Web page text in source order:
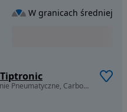
Tiptronic
2995 cm3 • 354 KM • 2019r. Zawieszenie Pneumatyczne, Carbony, Bang&Olafsen
W granicach średniej